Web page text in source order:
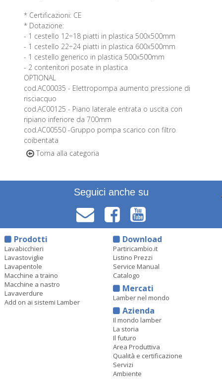
* Certificazioni: CE
* Dotazione:
- 1 cestello 12÷18 piatti in plastica 500x500mm
- 1 cestello 22÷24 piatti in plastica 600x500mm
- 1 cestello generico in plastica 500x500mm
- 2 contenitori posate in plastica
OPTIONAL
cod.AC00035 - Elettropompa aumento pressione di
risciacquo
cod.AC00125 - Piano laterale entrata o uscita con
ripiano inferiore da 700mm
cod.AC00550 -Gruppo pompa scarico con filtro
coibentata
Torna alla categoria
Seguici anche su
Prodotti
Lavabicchieri
Lavastoviglie
Lavapentole
Macchine a traino
Macchine a nastro
Lavaverdure
Add on ai sistemi Lamber
Download
Partiricambio.it
Listino Prezzi
Service Manual
Catalogo
Mercati
Lamber nel mondo
Azienda
Il mondo lamber
La storia
Il futuro
Area Produttiva
Qualità e certificazione
Servizi
Ambiente